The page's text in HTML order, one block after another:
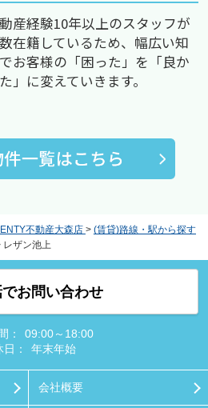
産経験10年以上のスタッフが
在籍しているため、幅広い知
お客様の「困った」を「良か
」に変えていきます。
不動産大森店 > (賃貸)路線・駅から探す
レザン池上
お問い合わせ
：
09:00～18:00
：
年末年始
会社概要